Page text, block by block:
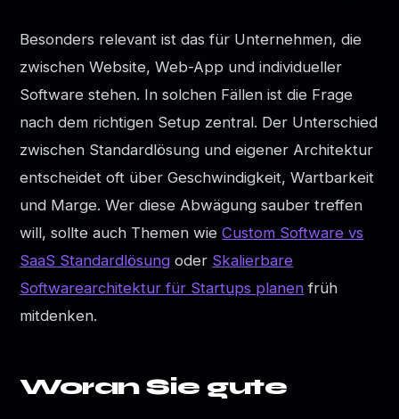
Besonders relevant ist das für Unternehmen, die
zwischen Website, Web-App und individueller
Software stehen. In solchen Fällen ist die Frage
nach dem richtigen Setup zentral. Der Unterschied
zwischen Standardlösung und eigener Architektur
entscheidet oft über Geschwindigkeit, Wartbarkeit
und Marge. Wer diese Abwägung sauber treffen
will, sollte auch Themen wieCustom Software vs
SaaS Standardlösung oder Skalierbare
Softwarearchitektur für Startups planen früh
mitdenken.
Woran Sie gute